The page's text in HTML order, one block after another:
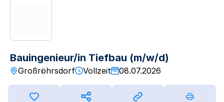
Bauingenieur/in Tiefbau (m/w/d)
Großröhrsdorf Vollzeit 08.07.2026